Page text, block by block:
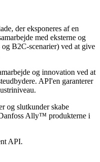
der eksponeres af en
med eksterne og
B2C-scenarier) ved at give
og innovation ved at
API'en garanterer
og slutkunder skabe
Ally™ produkterne i
API.